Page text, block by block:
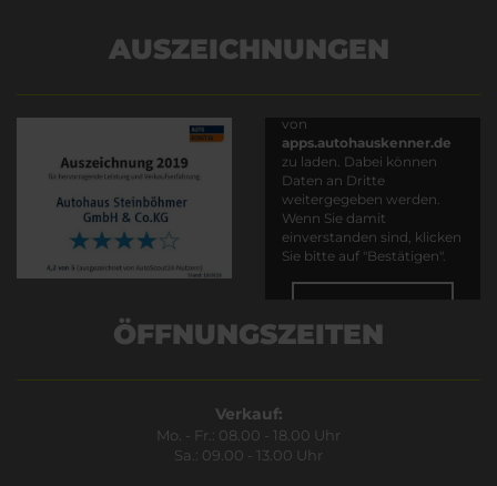
AUSZEICHNUNGEN
von
apps.autohauskenner.de
zu laden. Dabei können
Daten an Dritte
weitergegeben werden.
Wenn Sie damit
einverstanden sind, klicken
Sie bitte auf "Bestätigen".
ÖFFNUNGSZEITEN
Verkauf:
Mo. - Fr.: 08.00 - 18.00 Uhr
Sa.: 09.00 - 13.00 Uhr